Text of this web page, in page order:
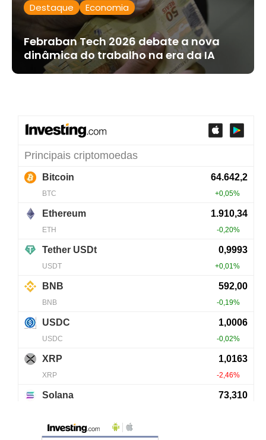
Destaque Economia
Febraban Tech 2026 debate a nova
dinâmica do trabalho na era da IA